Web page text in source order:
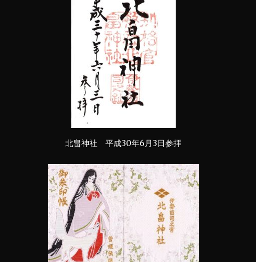
北畠神社 平成30年6月3日参拝